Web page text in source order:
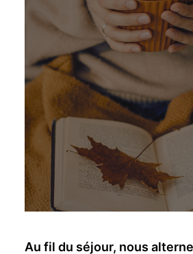
Au fil du séjour, nous